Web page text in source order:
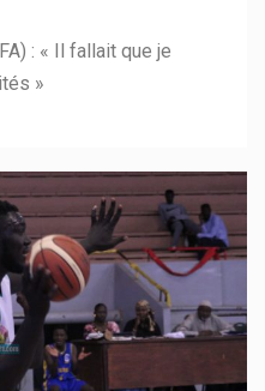
: « Il fallait que je
»